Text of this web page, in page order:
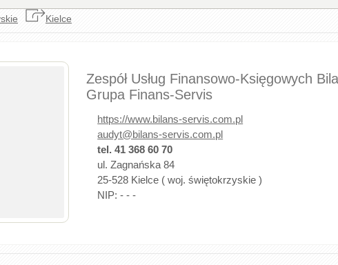
Kielce
Zespół Usług Finansowo-Księgowych
Grupa Finans-Servis
https://www.bilans-servis.com.pl
audyt@bilans-servis.com.pl
tel. 41 368 60 70
ul. Zagnańska 84
25-528 Kielce ( woj. świętokrzyskie )
NIP: - - -